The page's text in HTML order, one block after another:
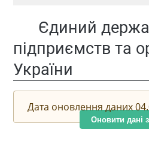
Єдиний
підприємств та
України
Дата оновлення даних
Оновити дані